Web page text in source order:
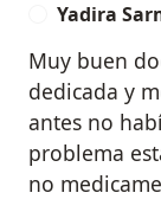
Yadira
Muy buen
dedicada y
antes no
problema
no